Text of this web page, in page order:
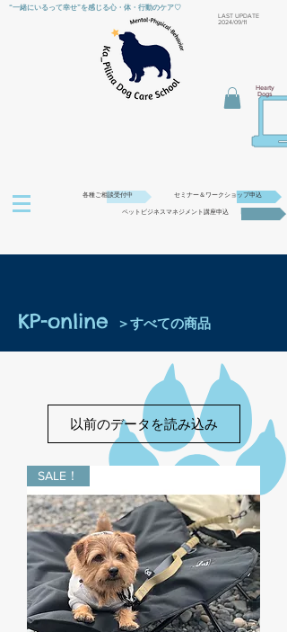
“一緒にいるって幸せ”を感じる心・体・行動のケア♡
​LAST UPDATE
2024/09/11
Hearty
Dogs
各種ご相談受付中 セミナー＆ワークショップ申込
ペットビジネスマネジメント講座申込
KP-online ＞すべての商品
以前のデータを読み込み
SALE！